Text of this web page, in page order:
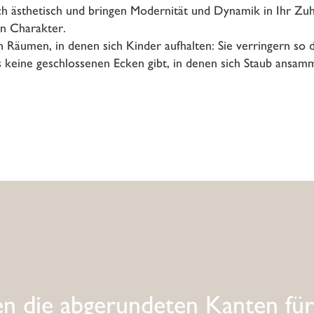
ästhetisch und bringen Modernität und Dynamik in Ihr
Charakter.
in denen sich Kinder aufhalten: Sie verringern
geschlossenen Ecken gibt, in denen sich Staub
die abgerundeten Kanten